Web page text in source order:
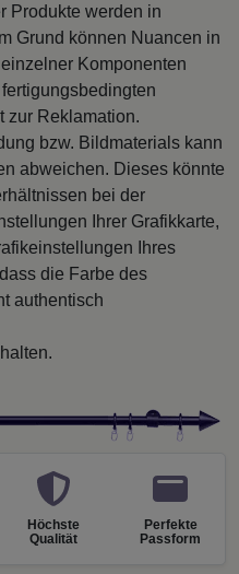
Produkte werden in
Grund können Nuancen in
Komponenten
zur Reklamation.
bzw. Bildmaterials kann
abweichen. Dieses könnte
bei der
Ihrer Grafikkarte,
Ihres
die Farbe des
authentisch
Höchste
Qualität
Perfekte
Passform